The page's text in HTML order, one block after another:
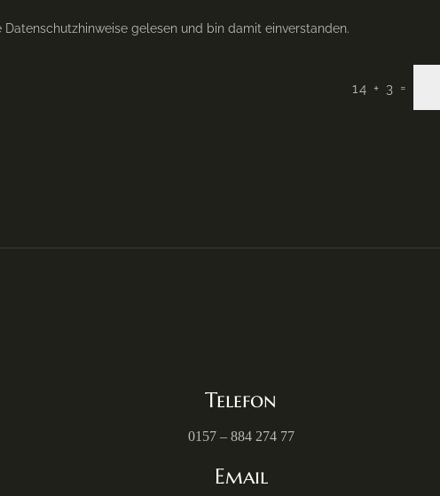
Datenschutzhinweise gelesen und bin damit einverstanden.
14 + 3 =
Telefon
0157 – 884 274 77
Email